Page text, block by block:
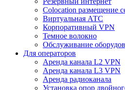
Colocation размещение
Виртуальная АТС
Корпоративный VPN
Темное волокно
Обслуживание
Для операторов
Аренда канала L2 VPN
Аренда канала L3 VPN
Аренда радиоканала
Установка опор